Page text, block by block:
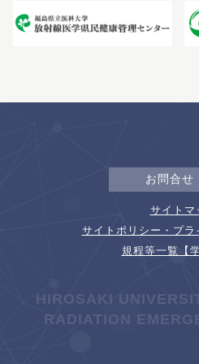
お問合せ
サイトマ
サイトポリシー・プラ
規程等一覧【
HIROSAKI
RADIATION